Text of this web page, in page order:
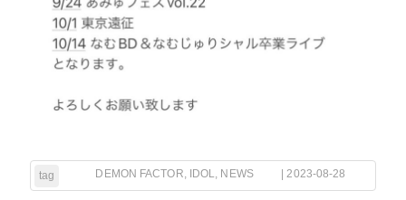
tag DEMON FACTOR IDOL NEWS | 2023-08-28